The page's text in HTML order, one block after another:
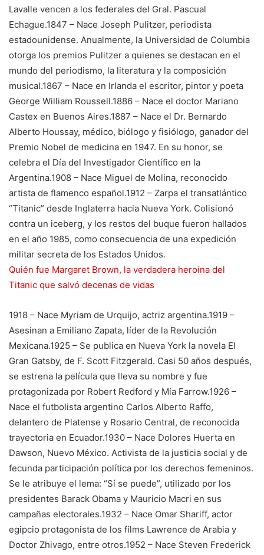
Lavalle vencen a los federales del Gral. Pascual
Echague.1847 – Nace Joseph Pulitzer, periodista
estadounidense. Anualmente, la Universidad de Columbia
otorga los premios Pulitzer a quienes se destacan en el
mundo del periodismo, la literatura y la composición
musical.1867 – Nace en Irlanda el escritor, pintor y poeta
George William Roussell.1886 – Nace el doctor Mariano
Castex en Buenos Aires.1887 – Nace el Dr. Bernardo
Alberto Houssay, médico, biólogo y fisiólogo, ganador del
Premio Nobel de medicina en 1947. En su honor, se
celebra el Día del Investigador Científico en la
Argentina.1908 – Nace Miguel de Molina, reconocido
artista de flamenco español.1912 – Zarpa el transatlántico
“Titanic” desde Inglaterra hacia Nueva York. Colisionó
contra un iceberg, y los restos del buque fueron hallados
en el año 1985, como consecuencia de una expedición
militar secreta de los Estados Unidos.
Quién fue Margaret Brown, la verdadera heroína del
Titanic que salvó decenas de vidas
1918 – Nace Myriam de Urquijo, actriz argentina.1919 –
Asesinan a Emiliano Zapata, líder de la Revolución
Mexicana.1925 – Se publica en Nueva York la novela El
Gran Gatsby, de F. Scott Fitzgerald. Casi 50 años después,
se estrena la película que lleva su nombre y fue
protagonizada por Robert Redford y Mía Farrow.1926 –
Nace el futbolista argentino Carlos Alberto Raffo,
delantero de Platense y Rosario Central, de reconocida
trayectoria en Ecuador.1930 – Nace Dolores Huerta en
Dawson, Nuevo México. Activista de la justicia social y de
fecunda participación política por los derechos femeninos.
Se le atribuye el lema: “Sí se puede”, utilizado por los
presidentes Barack Obama y Mauricio Macri en sus
campañas electorales.1932 – Nace Omar Shariff, actor
egipcio protagonista de los films Lawrence de Arabia y
Doctor Zhivago, entre otros.1952 – Nace Steven Frederick